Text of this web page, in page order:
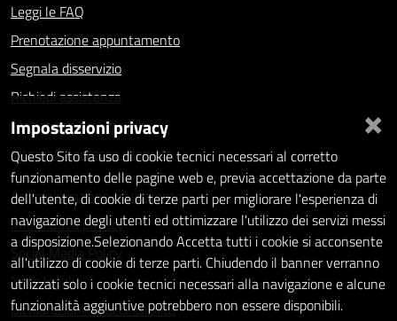
Leggi le FAQ
Prenotazione appuntamento
Segnala disservizio
Richiedi assistenza
Statistiche dei Siti web
Intranet - accesso riservato
Amministrazione trasparente
Informativa privacy
Social Media Policy
Note legali
Dichiarazione di accessibilità
×
Impostazioni privacy
Questo Sito fa uso di cookie tecnici necessari al corretto
funzionamento delle pagine web e, previa accettazione da parte
dell'utente, di cookie di terze parti per migliorare l'esperienza di
navigazione degli utenti ed ottimizzare l'utilizzo dei servizi messi
a disposizione.Selezionando Accetta tutti i cookie si acconsente
all'utilizzo di cookie di terze parti. Chiudendo il banner verranno
utilizzati solo i cookie tecnici necessari alla navigazione e alcune
funzionalità aggiuntive potrebbero non essere disponibili.